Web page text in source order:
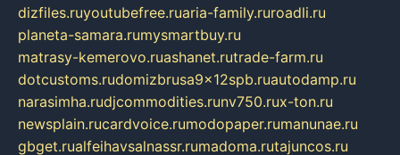
dizfiles.ruyoutubefree.ruaria-family.ruroadli.ru
planeta-samara.rumysmartbuy.ru
matrasy-kemerovo.ruashanet.rutrade-farm.ru
dotcustoms.rudomizbrusa9x12spb.ruautodamp.ru
narasimha.rudjcommodities.runv750.rux-ton.ru
newsplain.rucardvoice.rumodopaper.rumanunae.ru
gbget.rualfeihavsalnassr.rumadoma.rutajuncos.ru